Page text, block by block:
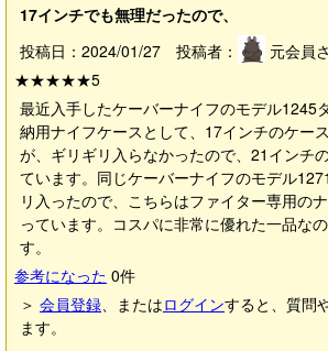
17インチでも無理だったので、
投稿日：2024/01/27 投稿者：
元会員
★★★★★5
最近入手したケーバーナイフのモデル1245
納用ナイフケースとして、17インチのケー
が、ギリギリ入らなかったので、21インチ
ています。同じケーバーナイフのモデル
リ入ったので、こちらはファイター専用の
っています。コスパに非常に優れた一品な
す。
参考になった 0件
＞ 会員登録、またはログインすると、質問
ます。